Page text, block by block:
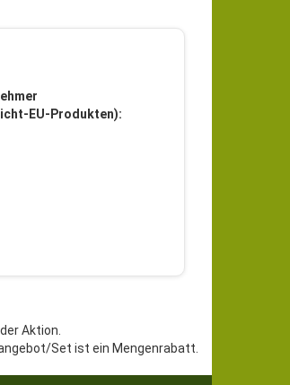
EU-Produkten):
Aktion.
Set ist ein Mengenrabatt.